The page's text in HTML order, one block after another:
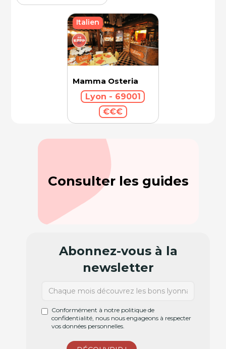
Mamma Osteria
Lyon - 69001
€€€
Italien
Consulter les guides
Abonnez-vous à la
newsletter
Conformément à notre politique de
confidentialité, nous nous engageons à respecter
vos données personnelles.